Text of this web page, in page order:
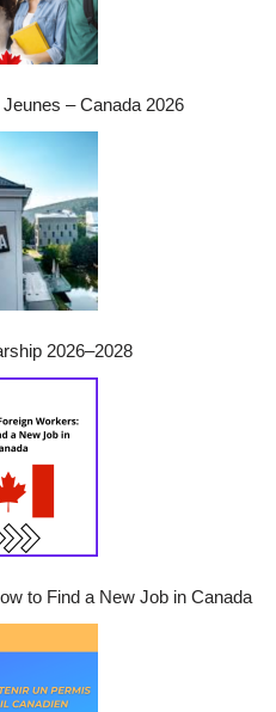
– Canada 2026
2026–2028
to Find a New Job in Canada